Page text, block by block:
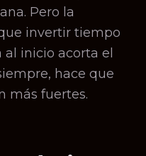
Pero la
invertir tiempo
inicio acorta el
hace que
más fuertes.